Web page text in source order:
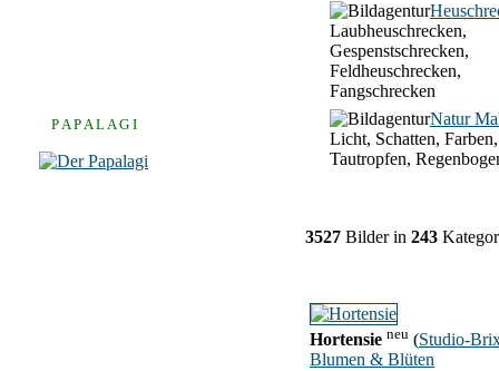
P A P A L A G I
Laubheuschrecken,
Gespenstschrecken,
Feldheuschrecken,
Fangschrecken
Natur
Licht, Schatten,
Tautropfen,
3527 Bilder in 243
Hortensie neu (Studio-
Blumen & Blüten